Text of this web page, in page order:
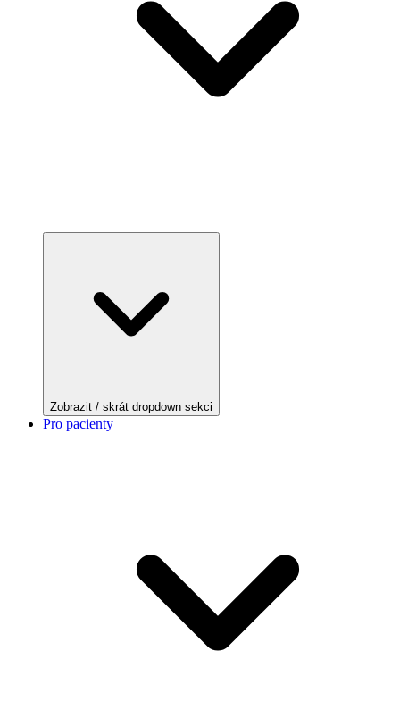
Zobrazit / skrát dropdown sekci
Pro pacienty